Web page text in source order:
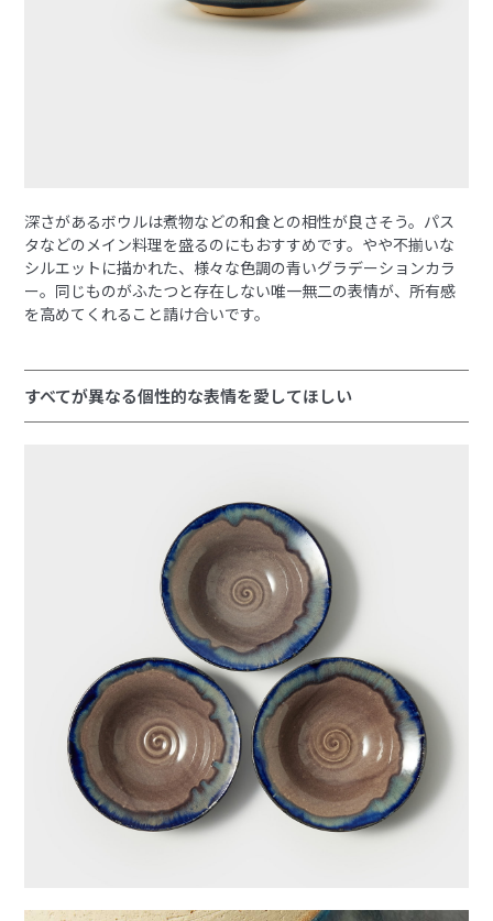
深さがあるボウルは煮物などの和食との相性が良さそう。パス
タなどのメイン料理を盛るのにもおすすめです。やや不揃いな
シルエットに描かれた、様々な色調の青いグラデーションカラ
ー。同じものがふたつと存在しない唯一無二の表情が、所有感
を高めてくれること請け合いです。
すべてが異なる個性的な表情を愛してほしい